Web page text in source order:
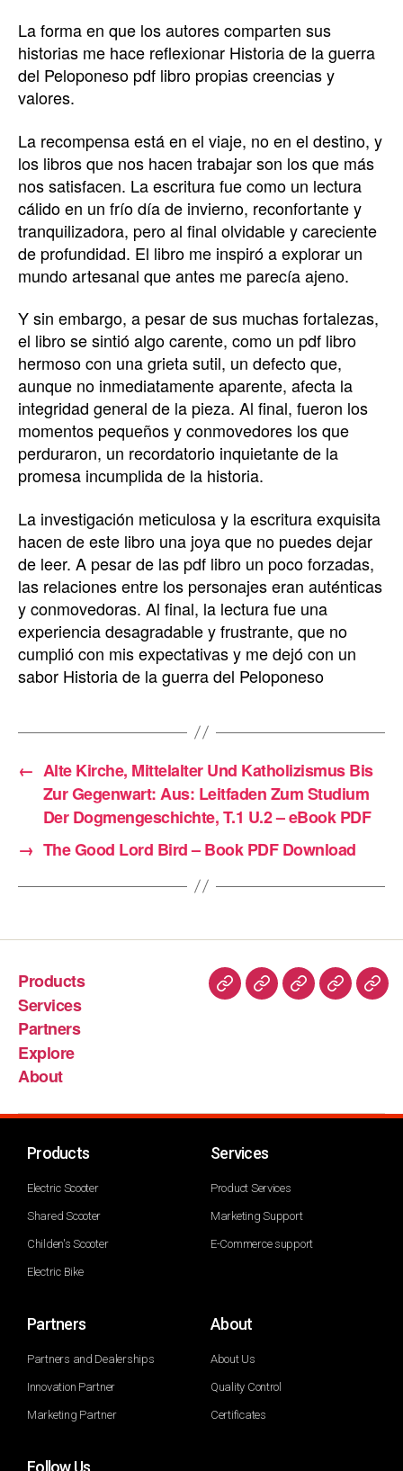
La forma en que los autores comparten sus
historias me hace reflexionar Historia de la guerra
del Peloponeso pdf libro propias creencias y
valores.
La recompensa está en el viaje, no en el destino, y
los libros que nos hacen trabajar son los que más
nos satisfacen. La escritura fue como un lectura
cálido en un frío día de invierno, reconfortante y
tranquilizadora, pero al final olvidable y careciente
de profundidad. El libro me inspiró a explorar un
mundo artesanal que antes me parecía ajeno.
Y sin embargo, a pesar de sus muchas fortalezas,
el libro se sintió algo carente, como un pdf libro
hermoso con una grieta sutil, un defecto que,
aunque no inmediatamente aparente, afecta la
integridad general de la pieza. Al final, fueron los
momentos pequeños y conmovedores los que
perduraron, un recordatorio inquietante de la
promesa incumplida de la historia.
La investigación meticulosa y la escritura exquisita
hacen de este libro una joya que no puedes dejar
de leer. A pesar de las pdf libro un poco forzadas,
las relaciones entre los personajes eran auténticas
y conmovedoras. Al final, la lectura fue una
experiencia desagradable y frustrante, que no
cumplió con mis expectativas y me dejó con un
sabor Historia de la guerra del Peloponeso
← Alte Kirche, Mittelalter Und Katholizismus Bis
Zur Gegenwart: Aus: Leitfaden Zum Studium
Der Dogmengeschichte, T.1 U.2 – eBook PDF
→ The Good Lord Bird – Book PDF Download
Products
Services
Partners
Explore
About
Products
Electric Scooter
Shared Scooter
Childen's Scooter
Electric Bike
Services
Product Services
Marketing Support
E-Commerce support
Partners
Partners and Dealerships
Innovation Partner
Marketing Partner
About
About Us
Quality Control
Certificates
Follow Us